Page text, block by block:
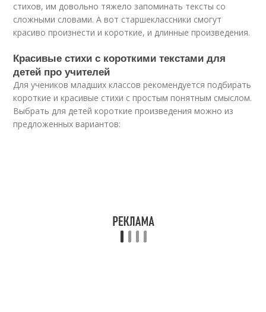
стихов, им довольно тяжело запоминать тексты со
сложными словами. А вот старшеклассники смогут
красиво произнести и короткие, и длинные произведения.
Красивые стихи с короткими текстами для
детей про учителей
Для учеников младших классов рекомендуется подбирать
короткие и красивые стихи с простым понятным смыслом.
Выбрать для детей короткие произведения можно из
предложенных вариантов: